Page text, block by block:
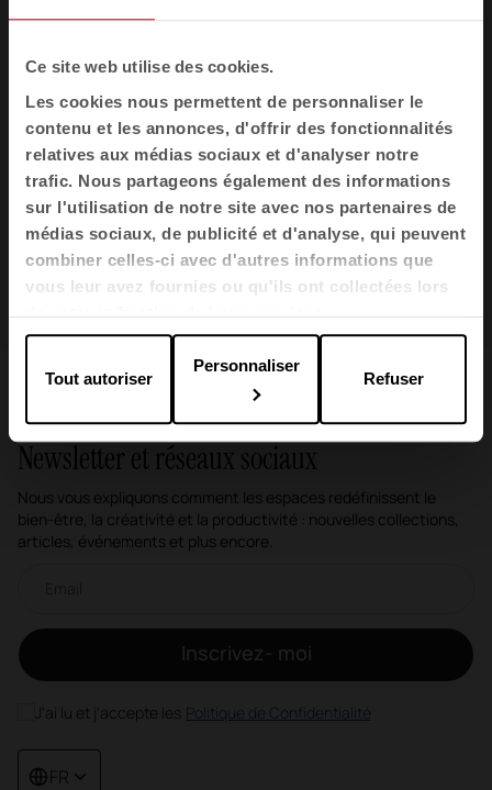
Ce site web utilise des cookies.
Les cookies nous permettent de personnaliser le
contenu et les annonces, d'offrir des fonctionnalités
relatives aux médias sociaux et d'analyser notre
trafic. Nous partageons également des informations
sur l'utilisation de notre site avec nos partenaires de
médias sociaux, de publicité et d'analyse, qui peuvent
combiner celles-ci avec d'autres informations que
vous leur avez fournies ou qu'ils ont collectées lors
de votre utilisation de leurs services.
Tout autoriser
Personnaliser
Refuser
Quel est votre e-mail?*
TÉLÉCHARGEZ
Je souhaite m'inscrire à la newsletter Actiu
J'ai lu et j'accepte les Politique de Confidentialité
Newsletter et réseaux sociaux
Nous vous expliquons comment les espaces redéfinissent le
bien-être, la créativité et la productivité : nouvelles collections,
articles, événements et plus encore.
Inscrivez- moi
J'ai lu et j'accepte les Politique de Confidentialité
FR